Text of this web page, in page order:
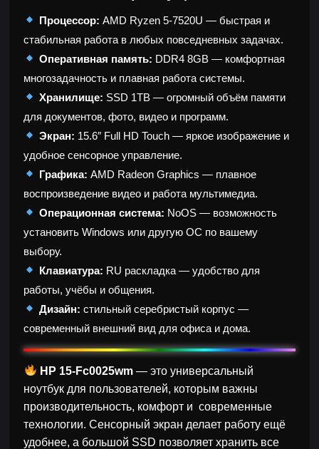
Процессор: AMD Ryzen 5-7520U — быстрая и
стабильная работа в любых повседневных задачах.
Оперативная память: DDR4 8GB — комфортная
многозадачность и плавная работа системы.
Хранилище: SSD 1TB — огромный объём памяти
для документов, фото, видео и программ.
Экран: 15.6″ Full HD Touch — яркое изображение и
удобное сенсорное управление.
Графика: AMD Radeon Graphics — плавное
воспроизведение видео и работа мультимедиа.
Операционная система: NoOS — возможность
установить Windows или другую ОС по вашему
выбору.
Клавиатура: RU раскладка — удобство для
работы, учёбы и общения.
Дизайн: стильный серебристый корпус —
современный внешний вид для офиса и дома.
HP 15-Fc0025wm— это универсальный
ноутбук для пользователей, которым важны
производительность, комфорт и современные
технологии. Сенсорный экран делает работу ещё
удобнее, а большой SSD позволяет хранить все